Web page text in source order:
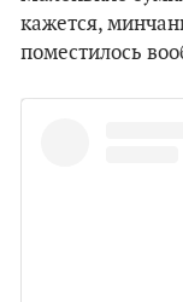
кажется,
поместилось